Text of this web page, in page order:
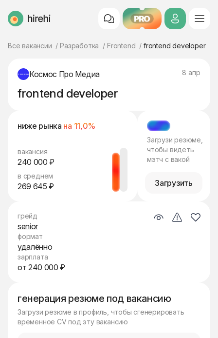
HireHi PRO
Все вакансии Разработка Frontend frontend developer
Космос Про Медиа 8 апр
frontend developer
ниже рынка на 11,0%
вакансия
240 000 ₽
в среднем
269 645 ₽
МЭТЧ
Загрузи резюме,
чтобы видеть
мэтч с вакой
Загрузить
генерация резюме под вакансию
Загрузи резюме в профиль, чтобы сгенерировать
временное CV под эту вакансию
грейд
senior
формат
удалённо
зарплата
от 240 000 ₽